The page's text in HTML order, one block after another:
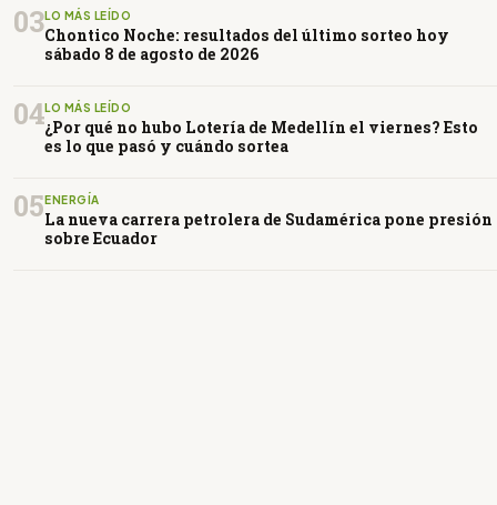
03LO MÁS LEÍDO
Chontico Noche: resultados del último sorteo hoy
sábado 8 de agosto de 2026
04LO MÁS LEÍDO
¿Por qué no hubo Lotería de Medellín el viernes? Esto
es lo que pasó y cuándo sortea
05ENERGÍA
La nueva carrera petrolera de Sudamérica pone presión
sobre Ecuador